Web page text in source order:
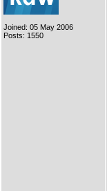
Joined: 05 May 2006
Posts: 1550